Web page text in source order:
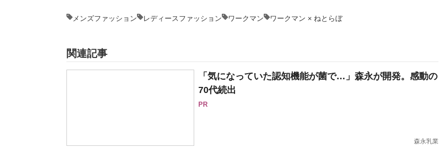
メンズファッション レディースファッション ワークマン ワークマン × ねとらぼ
関連記事
「気になっていた認知機能が菌で…」森永が開発。感動の
70代続出
PR
森永乳業